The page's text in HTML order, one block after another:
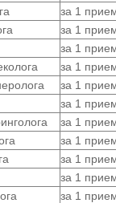
за 1
за 1
за 1
за 1
за 1
за 1
за 1
за 1
за 1
за 1
за 1